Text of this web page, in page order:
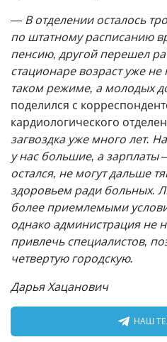
— В отделении осталось
по штатному расписанию
пенсию, другой перешел
стационаре возраст уже не
таком режиме, а молодых
поделился с
кардиологического
загвоздка уже много лет.
у нас большие, а зарплаты
остался, не могут дальше
здоровьем ради больных.
более приемлемыми
однако администрация не
привлечь специалистов,
четвертую городскую.
Дарья Хацанович
НАШ